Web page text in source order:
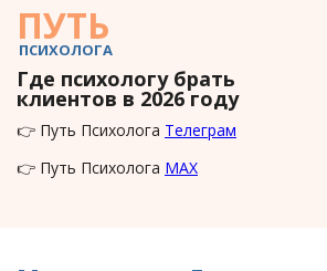
ПУТЬ
ПСИХОЛОГА
Где психологу брать
клиентов в 2026 году
👉 Путь Психолога Телеграм
👉 Путь Психолога MAX